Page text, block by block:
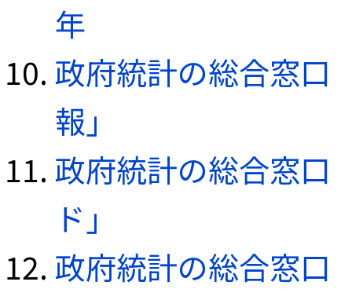
年
政府統計の総合窓口
報」
政府統計の総合窓口
ド」
政府統計の総合窓口